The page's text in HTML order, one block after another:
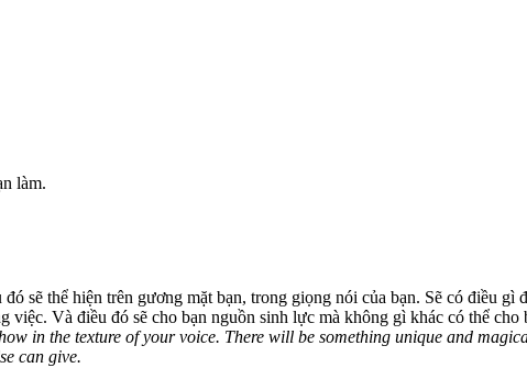
làm.
sẽ thể hiện trên gương mặt bạn, trong giọng nói của bạn. Sẽ có điều gì
Và điều đó sẽ cho bạn nguồn sinh lực mà không gì khác có thể cho
in the texture of your voice. There will be something unique and
can give.